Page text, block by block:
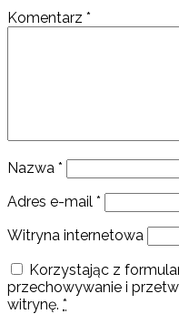
Komentarz *
Nazwa *
Adres e-mail *
Witryna internetowa
Korzystając z
przechowywanie i
witrynę. *